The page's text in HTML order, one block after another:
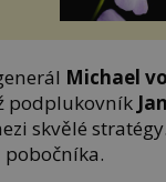
Michael
podplukovník
skvělé
pobočníka.